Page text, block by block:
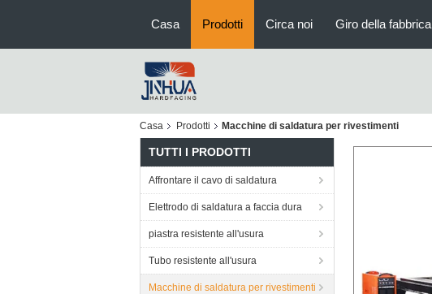
Casa Prodotti Circa noi Giro della fabbrica
Casa Prodotti Macchine di saldatura per rivestimenti
TUTTI I PRODOTTI
Affrontare il cavo di saldatura
Elettrodo di saldatura a faccia dura
piastra resistente all'usura
Tubo resistente all'usura
Macchine di saldatura per rivestimenti